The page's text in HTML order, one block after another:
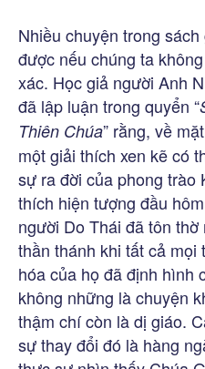
Nhiều chuyện trong
được nếu chúng ta
xác. Học giả người Anh
đã lập luận trong quyển “
Thiên Chúa” rằng, về
một giải thích xen kẽ có
sự ra đời của phong trào
thích hiện tượng đầu
người Do Thái đã tôn
thần thánh khi tất cả mọi
hóa của họ đã định hình
không những là chuyện
thậm chí còn là dị giáo.
sự thay đổi đó là hàng